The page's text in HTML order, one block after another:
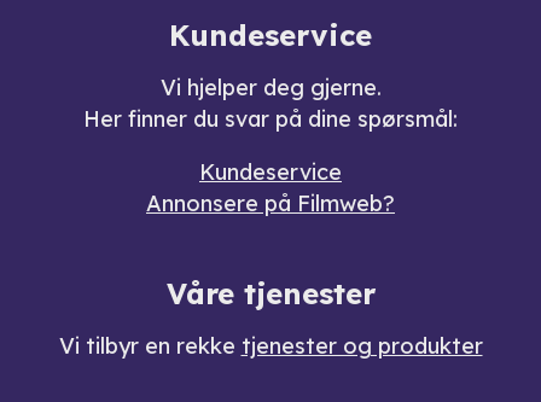
Kundeservice
Vi hjelper deg gjerne.
Her finner du svar på dine spørsmål:
Kundeservice
Annonsere på Filmweb?
Våre tjenester
Vi tilbyr en rekke tjenester og produkter